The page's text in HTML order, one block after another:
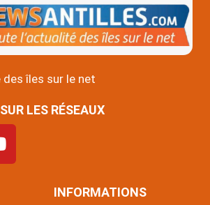
îles sur le net
LES RÉSEAUX
INFORMATIONS